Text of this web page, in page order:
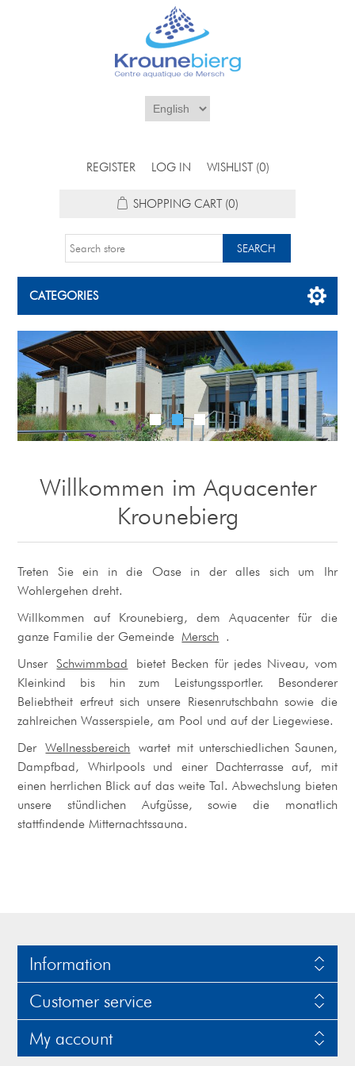
REGISTER LOG IN WISHLIST (0)
SHOPPING CART (0)
CATEGORIES
Willkommen im Aquacenter
Krounebierg
Treten Sie ein in die Oase in der alles sich um Ihr
Wohlergehen dreht.
Willkommen auf Krounebierg, dem Aquacenter für die
ganze Familie der GemeindeMersch .
UnserSchwimmbad bietet Becken für jedes Niveau, vom
Kleinkind bis hin zum Leistungssportler. Besonderer
Beliebtheit erfreut sich unsere Riesenrutschbahn sowie die
zahlreichen Wasserspiele, am Pool und auf der Liegewiese.
DerWellnessbereich wartet mit unterschiedlichen Saunen,
Dampfbad, Whirlpools und einer Dachterrasse auf, mit
einen herrlichen Blick auf das weite Tal. Abwechslung bieten
unsere stündlichen Aufgüsse, sowie die monatlich
stattfindende Mitternachtssauna.
Information
Customer service
My account